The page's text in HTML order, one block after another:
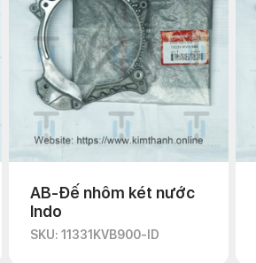
AB-Đế nhôm két nước
Indo
SKU: 11331KVB900-ID